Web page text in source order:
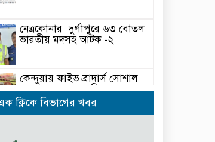
নেত্রকোনার দুর্গাপুরে ৬৩ বোতল
ভারতীয় মদসহ আটক -২
কেন্দুয়ায় ফাইভ ব্রাদার্স সোশাল
ওয়েলফেয়ার এসোসিয়েশনের
উদ্যোগে বৃক্ষরোপণ কর্মসূচী
ক্লিকে বিভাগের খবর